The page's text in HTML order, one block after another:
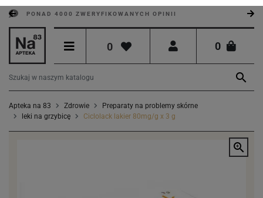
PONAD 4000 ZWERYFIKOWANYCH OPINII
0 0

Apteka na 83 Zdrowie
Preparaty na problemy skórne
leki na grzybicę
Ciclolack lakier 80mg/g x 3 g
